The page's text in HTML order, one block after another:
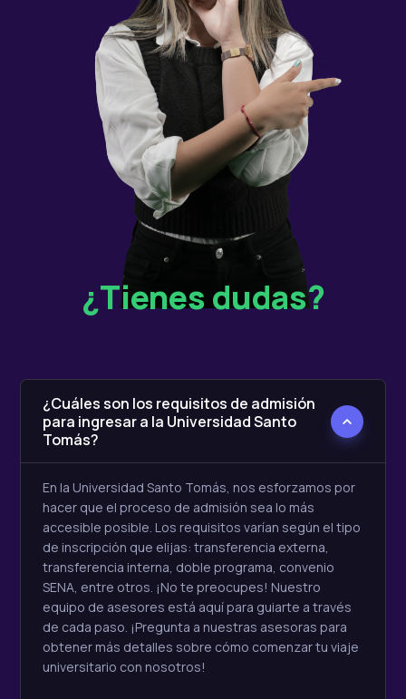
¿Tienes dudas?
¿Cuáles son los requisitos de admisión
En la Universidad Santo Tomás, nos esforzamos por
hacer que el proceso de admisión sea lo más
accesible posible. Los requisitos varían según el tipo
SENA, entre otros. ¡No te preocupes! Nuestro
equipo de asesores está aquí para guiarte a través
de cada paso. ¡Pregunta a nuestras asesoras para
obtener más detalles sobre cómo comenzar tu viaje
universitario con nosotros!
¿La Universidad Santo Tomás ofrece
programas de becas o ayuda financiera?